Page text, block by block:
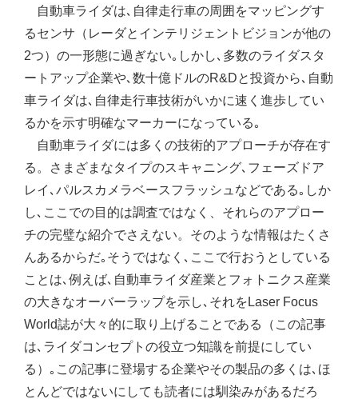
自動車ライダは､自律走行車の周囲をマッピングす
るセンサ（レーダとインテリジェントビジョンが他の
2つ）の一形態に過ぎない｡しかし､多数のライダスタ
ートアップ企業や､数十億ドルのR&Dと投資から､自動
車ライダは､自律走行車技術がいかに速く進歩してい
るかを示す明確なマーカーになっている｡
自動車ライダには多くの技術的アプローチが存在す
る。さまざまなタイプのスキャニング､フェーズドア
レイ､パルスカメラベースフラッシュなどである｡しか
し､ここでの目的は調査ではなく、それらのアプロー
チの完璧な紹介でさえない。そのような情報はたくさ
んあるからだ｡そうではなく､ここで行おうとしている
ことは､例えば､自動車ライダ産業とフォトニクス産業
の大きなオーバーラップを示し､それをLaser Focus
World誌が大々的に取り上げることである（この記事
は､ライダコンセプトの役立つ知識を前提にしてい
る）｡この記事に登場する企業やその製品の多くは､ほ
とんどではないにしても読者には馴染みがあるだろ